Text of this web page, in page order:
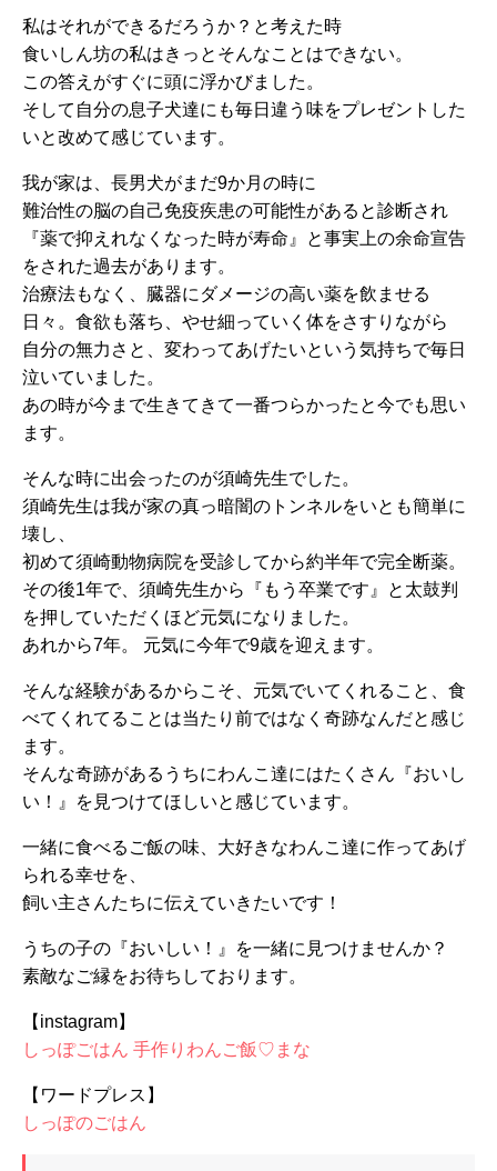
私はそれができるだろうか？と考えた時
食いしん坊の私はきっとそんなことはできない。
この答えがすぐに頭に浮かびました。
そして自分の息子犬達にも毎日違う味をプレゼントした
いと改めて感じています。
我が家は、長男犬がまだ9か月の時に
難治性の脳の自己免疫疾患の可能性があると診断され
『薬で抑えれなくなった時が寿命』と事実上の余命宣告
をされた過去があります。
治療法もなく、臓器にダメージの高い薬を飲ませる
日々。食欲も落ち、やせ細っていく体をさすりながら
自分の無力さと、変わってあげたいという気持ちで毎日
泣いていました。
あの時が今まで生きてきて一番つらかったと今でも思い
ます。
そんな時に出会ったのが須崎先生でした。
須崎先生は我が家の真っ暗闇のトンネルをいとも簡単に
壊し、
初めて須崎動物病院を受診してから約半年で完全断薬。
その後1年で、須崎先生から『もう卒業です』と太鼓判
を押していただくほど元気になりました。
あれから7年。 元気に今年で9歳を迎えます。
そんな経験があるからこそ、元気でいてくれること、食
べてくれてることは当たり前ではなく奇跡なんだと感じ
ます。
そんな奇跡があるうちにわんこ達にはたくさん『おいし
い！』を見つけてほしいと感じています。
一緒に食べるご飯の味、大好きなわんこ達に作ってあげ
られる幸せを、
飼い主さんたちに伝えていきたいです！
うちの子の『おいしい！』を一緒に見つけませんか？
素敵なご縁をお待ちしております。
【instagram】
しっぽごはん 手作りわんご飯♡まな
【ワードプレス】
しっぽのごはん